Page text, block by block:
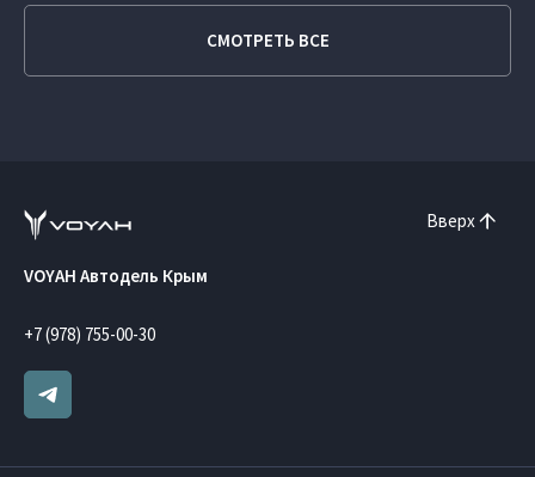
СМОТРЕТЬ ВСЕ
Вверх
VOYAH Автодель Крым
+7 (978) 755-00-30